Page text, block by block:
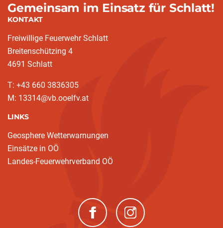
Gemeinsam im Einsatz für Schlatt!
KONTAKT
Freiwillige Feuerwehr Schlatt
Breitenschützing 4
4691 Schlatt
T: +43 660 3836305
M: 13314@vb.ooelfv.at
LINKS
Geosphere Wetterwarnungen
Einsätze in OÖ
Landes-Feuerwehrverband OÖ
(neues Fenster)(neues Fenster)